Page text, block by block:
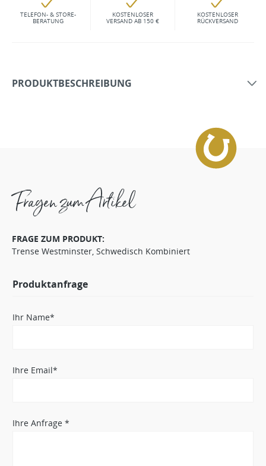
TELEFON- & STORE-
BERATUNG
KOSTENLOSER
VERSAND AB 150 €
KOSTENLOSER
RÜCKVERSAND
PRODUKTBESCHREIBUNG
Fragen zum Artikel
FRAGE ZUM PRODUKT:
Trense Westminster, Schwedisch Kombiniert
Produktanfrage
Ihr Name*
Ihre Email*
Ihre Anfrage *